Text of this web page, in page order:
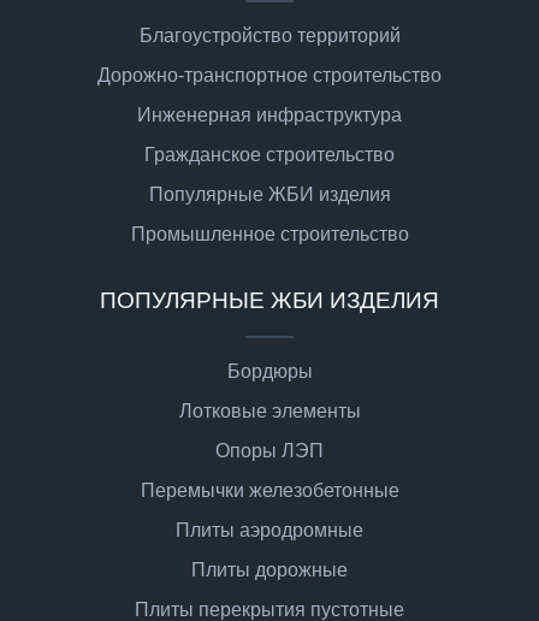
Благоустройство территорий
Дорожно-транспортное строительство
Инженерная инфраструктура
Гражданское строительство
Популярные ЖБИ изделия
Промышленное строительство
ПОПУЛЯРНЫЕ ЖБИ ИЗДЕЛИЯ
Бордюры
Лотковые элементы
Опоры ЛЭП
Перемычки железобетонные
Плиты аэродромные
Плиты дорожные
Плиты перекрытия пустотные